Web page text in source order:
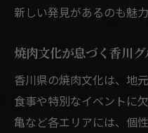
新しい発見があるのも魅力
焼肉文化が息づく香川
香川県の焼肉文化は、地
食事や特別なイベントに
亀など各エリアには、個